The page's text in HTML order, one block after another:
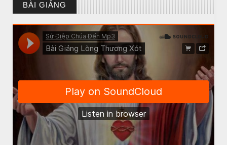
BÀI GIẢNG
CHUYỆN Ý NGHĨA
Chuyen Y Nghia: Thien Chua Luon Tha Thu